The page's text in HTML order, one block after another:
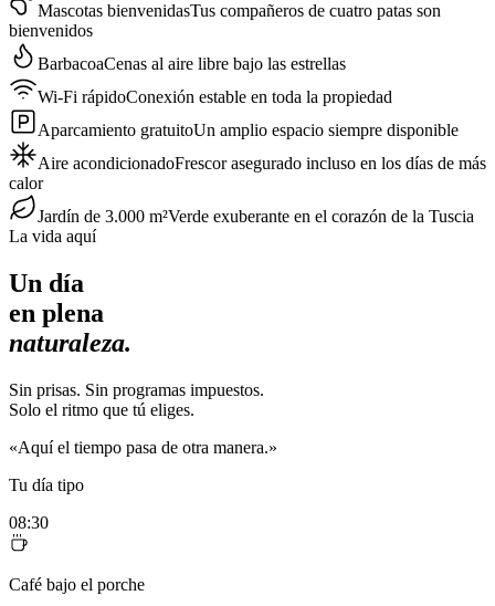
Mascotas bienvenidasTus compañeros de cuatro patas son
bienvenidos
BarbacoaCenas al aire libre bajo las estrellas
Wi-Fi rápidoConexión estable en toda la propiedad
Aparcamiento gratuitoUn amplio espacio siempre disponible
Aire acondicionadoFrescor asegurado incluso en los días de más
calor
Jardín de 3.000 m²Verde exuberante en el corazón de la Tuscia
La vida aquí
Un día
en plena
naturaleza.
Sin prisas. Sin programas impuestos.
Solo el ritmo que tú eliges.
«Aquí el tiempo pasa de otra manera.»
Tu día tipo
08:30
Café bajo el porche